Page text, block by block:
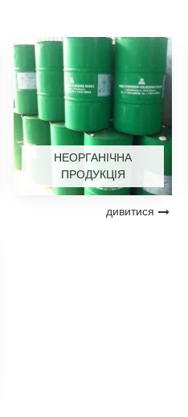
під назвою «Очисник
алюмінію , токарних,
хроматографії
волокна перед
soda.kiev.ua/contact-us/
виробництва, так і для
НЕОРГАНІЧНА
ПРОДУКЦІЯ
дивитися